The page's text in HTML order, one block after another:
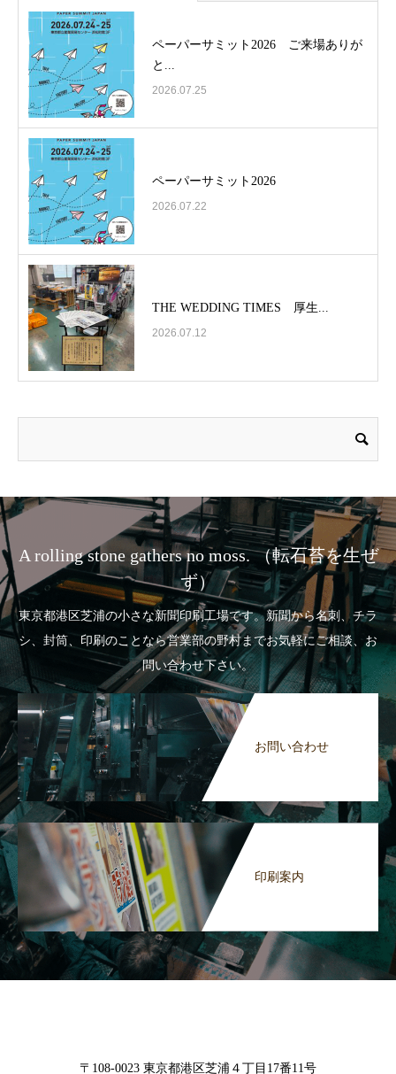
ペーパーサミット2026 ご来場ありが
と...
2026.07.25
ペーパーサミット2026
2026.07.22
THE WEDDING TIMES 厚生...
2026.07.12
A rolling stone gathers no moss. （転石苔を生ぜ
ず）
東京都港区芝浦の小さな新聞印刷工場です。新聞から名刺、チラ
シ、封筒、印刷のことなら営業部の野村までお気軽にご相談、お
問い合わせ下さい。
お問い合わせ
印刷案内
〒108-0023 東京都港区芝浦４丁目17番11号